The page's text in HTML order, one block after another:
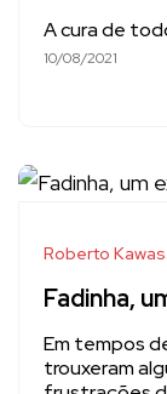
A cura de
10/08/2021
Roberto
Fadinha,
Em tempos
trouxeram